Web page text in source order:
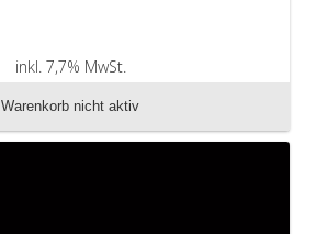
inkl. 7,7% MwSt.
zzgl. Versandkosten
Warenkorb nicht aktiv